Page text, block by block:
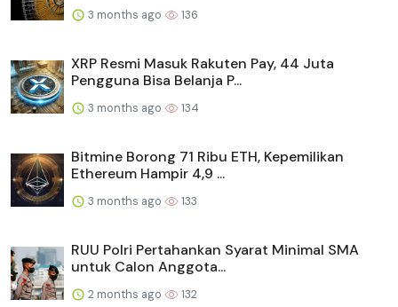
3 months ago 136
XRP Resmi Masuk Rakuten Pay, 44 Juta
Pengguna Bisa Belanja P...
3 months ago 134
Bitmine Borong 71 Ribu ETH, Kepemilikan
Ethereum Hampir 4,9 ...
3 months ago 133
RUU Polri Pertahankan Syarat Minimal SMA
untuk Calon Anggota...
2 months ago 132